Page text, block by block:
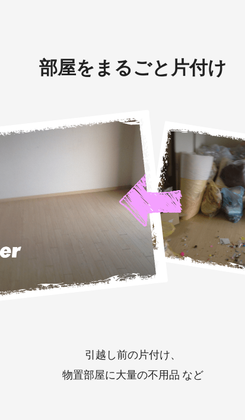
部屋をまるごと片付け
引越し前の片付け、
物置部屋に大量の不用品 など